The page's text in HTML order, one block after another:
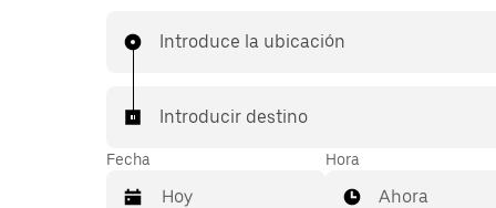
Introduce la ubicación
Introducir destino
Fecha Hora
Ahora